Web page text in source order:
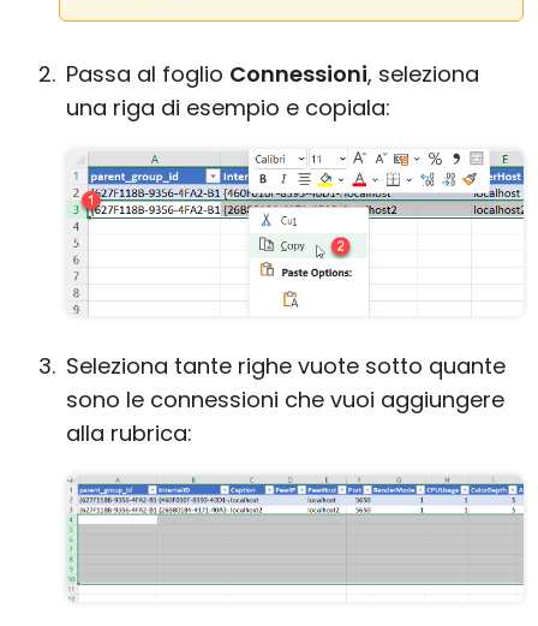
Passa al foglio Connessioni, seleziona
una riga di esempio e copiala:
Seleziona tante righe vuote sotto quante
sono le connessioni che vuoi aggiungere
alla rubrica: